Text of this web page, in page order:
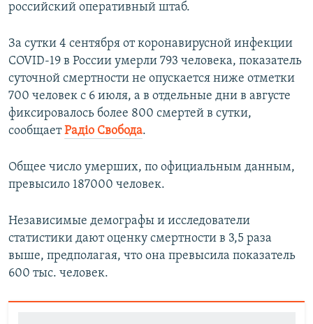
российский оперативный штаб.
За сутки 4 сентября от коронавирусной инфекции
COVID-19 в России умерли 793 человека, показатель
суточной смертности не опускается ниже отметки
700 человек c 6 июля, а в отдельные дни в августе
фиксировалось более 800 смертей в сутки,
сообщаетРадіо Свобода.
Общее число умерших, по официальным данным,
превысило 187000 человек.
Независимые демографы и исследователи
статистики дают оценку смертности в 3,5 раза
выше, предполагая, что она превысила показатель
600 тыс. человек.